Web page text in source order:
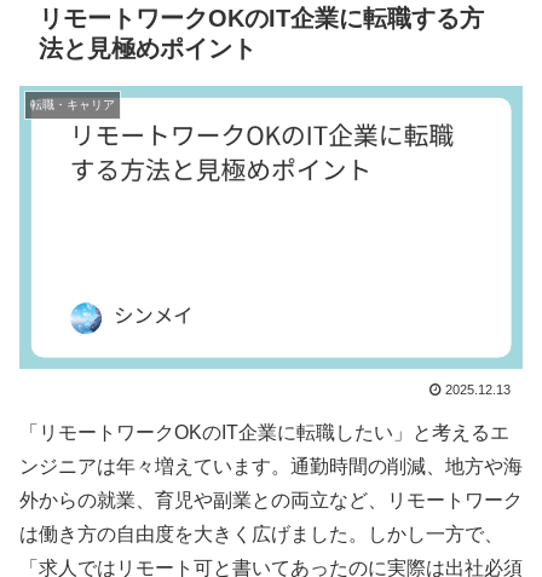
リモートワークOKのIT企業に転職する方
法と見極めポイント
転職・キャリア
2025.12.13
「リモートワークOKのIT企業に転職したい」と考えるエ
ンジニアは年々増えています。通勤時間の削減、地方や海
外からの就業、育児や副業との両立など、リモートワーク
は働き方の自由度を大きく広げました。しかし一方で、
「求人ではリモート可と書いてあったのに実際は出社必須